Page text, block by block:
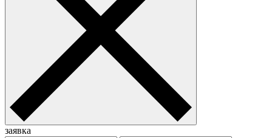
заявка